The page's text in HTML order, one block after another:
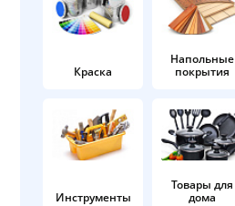
Краска
Напольные
покрытия
Инструменты
Товары для
дома